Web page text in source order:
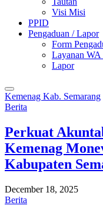
Visi Misi
PPID
Pengaduan / Lapor
Form
Layanan WA
Lapor
Kemenag Kab. Semarang
Berita
Perkuat
Kemenag
Kabupaten
December 18, 2025
Berita